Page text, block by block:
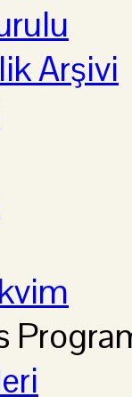
Arşivi